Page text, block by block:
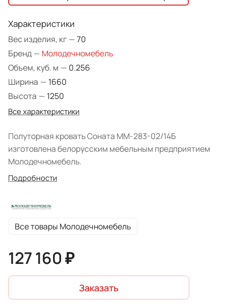
Характеристики
Вес изделия, кг —70
Бренд — Молодечномебель
Объем, куб. м — 0.256
Ширина — 1660
Высота — 1250
Все характеристики
Полуторная кровать Соната ММ-283-02/14Б
изготовлена белорусским мебельным предприятием
Молодечномебель.
Подробности
Все товары Молодечномебель
127 160 ₽
Заказать